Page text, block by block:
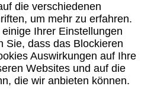
die verschiedenen
um mehr zu erfahren.
Ihrer Einstellungen
Sie, dass das Blockieren
Auswirkungen auf Ihre
Websites und auf die
die wir anbieten können.